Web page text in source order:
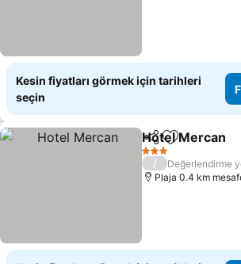
Kesin fiyatları görmek için tarihleri
seçin
PaylaşFavorilerime
Hotel Mercan
3 Yıldız
/
Değerlendirme
Plaja 0.4 km